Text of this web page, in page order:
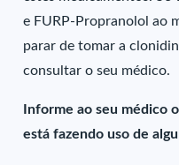
e FURP-Propranolol ao
parar de tomar a
consultar o seu médico.
Informe ao seu médico
está fazendo uso de